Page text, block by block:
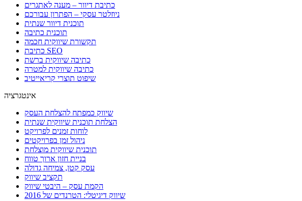
כתיבת דיוור – מענה לאתגרים
ניוזלטר עסקי – הפתרון עבורכם
תוכנית דיוור שנתית
תוכנית כתיבה
תקשורת שיווקית חכמה
כתיבת SEO
כתיבה שיווקית ברשת
כתיבה שיווקית למטרה
שיפוט תוצרי קריאייטיב
אינטגרציה
שיווק כמפתח להצלחת העסק
הצלחת תוכנית שיווקית שנתית
לוחות זמנים לפרויקט
ניהול זמן בפרויקטים
תוכנית שיווקית מוצלחת
בניית חזון ארוך טווח
עסק קטן, צמיחה גדולה
תקציב שיווק
הקמת עסק – היבטי שיווק
שיווק דיגיטלי: הטרנדים של 2016